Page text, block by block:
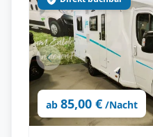
ab 85,00 € /Nacht